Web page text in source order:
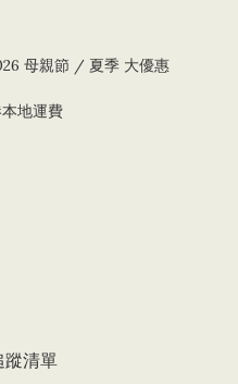
母親節 / 夏季 大優惠
地運費
蹤清單